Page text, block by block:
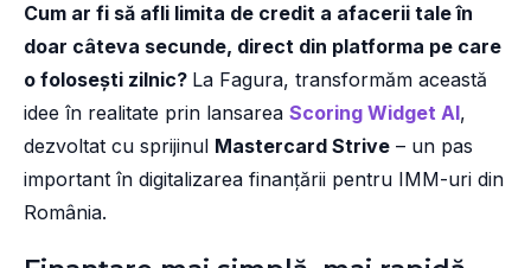
Cum ar fi să afli limita de credit a afacerii tale în
doar câteva secunde, direct din platforma pe care
o folosești zilnic? La Fagura, transformăm această
idee în realitate prin lansarea Scoring Widget AI,
dezvoltat cu sprijinul Mastercard Strive – un pas
important în digitalizarea finanțării pentru IMM-uri din
România.